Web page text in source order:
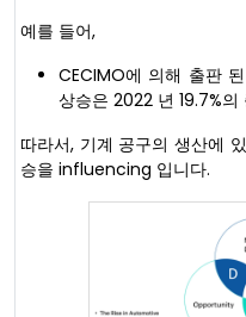
예를 들어,
CECIMO에 의해 출판
상승은 2022 년 19.7%의
따라서, 기계 공구의 생산에
승을 influencing 입니다.